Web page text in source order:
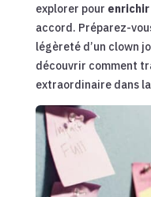
explorer pour
accord. Préparez-
légèreté d’un clown
découvrir comment
extraordinaire dans